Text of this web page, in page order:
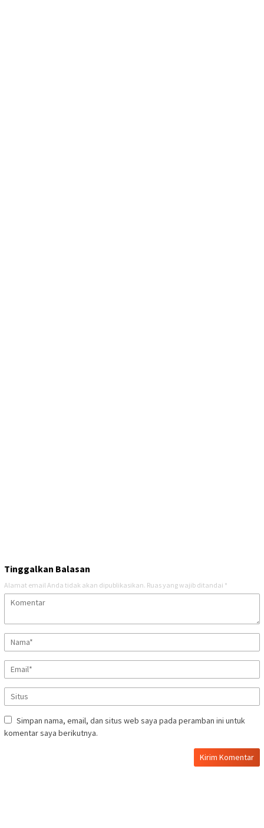
Tinggalkan Balasan
Alamat email Anda tidak akan dipublikasikan. Ruas yang wajib ditandai *
Simpan nama, email, dan situs web saya pada peramban ini untuk
komentar saya berikutnya.